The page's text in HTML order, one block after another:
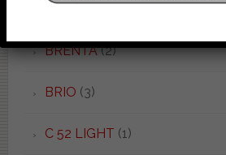
BRAVA(4)
BRENTA(2)
BRIO (3)
C 52 LIGHT (1)